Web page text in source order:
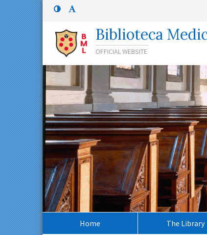
Menù
principale
Menù
superiore
Percorso
di
navigazione
Contenuto
principale
Navigazione
secondaria
Menù
inferiore
Biblioteca
OFFICIAL WEBSITE
Menù
principale:
Home The Library